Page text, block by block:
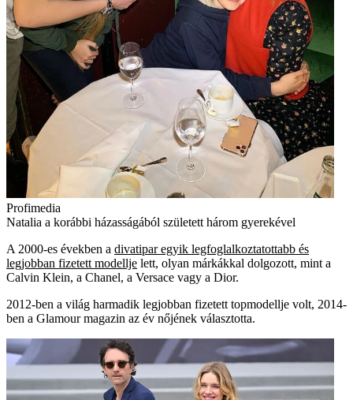
Profimedia
Natalia a korábbi házasságából született három gyerekével
A 2000-es években a divatipar egyik legfoglalkoztatottabb és
legjobban fizetett modellje lett, olyan márkákkal dolgozott, mint a
Calvin Klein, a Chanel, a Versace vagy a Dior.
2012-ben a világ harmadik legjobban fizetett topmodellje volt, 2014-
ben a Glamour magazin az év nőjének választotta.